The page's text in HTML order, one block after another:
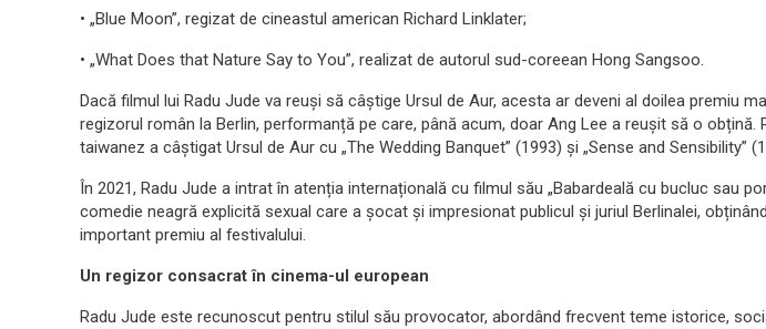
• „Blue Moon”, regizat de cineastul american Richard Linklater;
• „What Does that Nature Say to You”, realizat de autorul sud-coreean Hong Sangsoo.
Dacă filmul lui Radu Jude va reuși să câștige Ursul de Aur, acesta ar deveni al doilea premiu
regizorul român la Berlin, performanță pe care, până acum, doar Ang Lee a reușit să o obțină.
taiwanez a câștigat Ursul de Aur cu „The Wedding Banquet” (1993) și „Sense and Sensibility”
În 2021, Radu Jude a intrat în atenția internațională cu filmul său „Babardeală cu bucluc sau
comedie neagră explicită sexual care a șocat și impresionat publicul și juriul Berlinalei,
important premiu al festivalului.
Un regizor consacrat în cinema-ul european
Radu Jude este recunoscut pentru stilul său provocator, abordând frecvent teme istorice,